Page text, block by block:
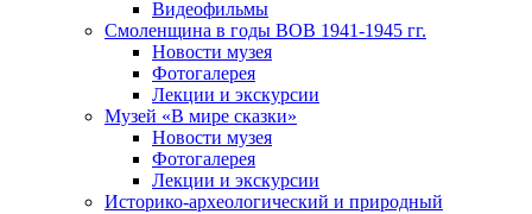
Видеофильмы
Смоленщина в годы ВОВ 1941-1945 гг.
Новости музея
Фотогалерея
Лекции и экскурсии
Музей «В мире сказки»
Новости музея
Фотогалерея
Лекции и экскурсии
Историко-археологический и природный